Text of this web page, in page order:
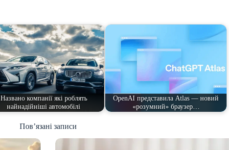
Названо компанії які роблять
найнадійніші автомобілі
OpenAI представила Atlas — новий
«розумний» браузер…
Пов’язані записи